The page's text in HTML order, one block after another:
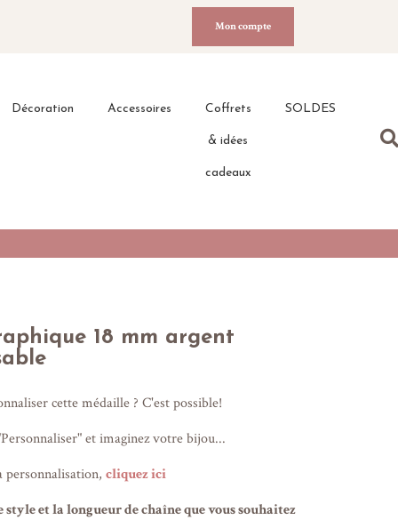
Mon compte
Décoration Accessoires Coffrets
& idées
cadeaux
SOLDES
18 mm argent
cette médaille ? C'est possible!
et imaginez votre bijou...
personnalisation, cliquez ici
style et la longueur de chaîne que vous souhaitez